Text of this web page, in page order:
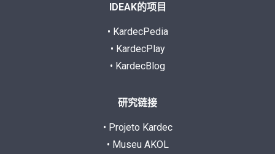
IDEAK的项目
• KardecPedia
• KardecPlay
• KardecBlog
研究链接
• Projeto Kardec
• Museu AKOL